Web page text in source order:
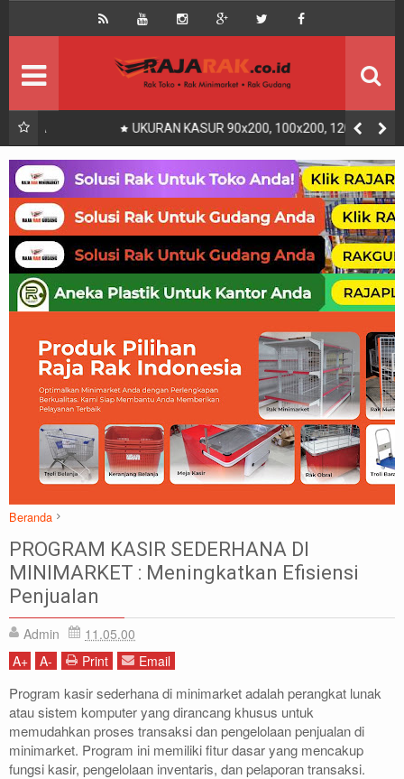
UKURAN KASUR 90x200, 100x200, 120x200, 140x200,
160x200, 180x200 | FUNGSI, MANFAAT DAN KEGUNAAN
Beranda
Artikel
BISNIS MINIMARKET
Kasir Toko
PROGRAM KASIR SEDERHANA DI MINIMARKET : Meningkatkan
Efisiensi Penjualan
PROGRAM KASIR SEDERHANA DI
MINIMARKET : Meningkatkan Efisiensi
Penjualan
Admin
11.05.00
A+ A- Print Email
Program kasir sederhana di minimarket adalah perangkat lunak
atau sistem komputer yang dirancang khusus untuk
memudahkan proses transaksi dan pengelolaan penjualan di
minimarket. Program ini memiliki fitur dasar yang mencakup
fungsi kasir, pengelolaan inventaris, dan pelaporan transaksi.
Beranda
Kontak About Us
Rak Gudang Rak besi/Rak pallet
Rak Minimarket Supermarket
Produk Lain Peralatan Toko Dll
Artikel Retail & Logistik